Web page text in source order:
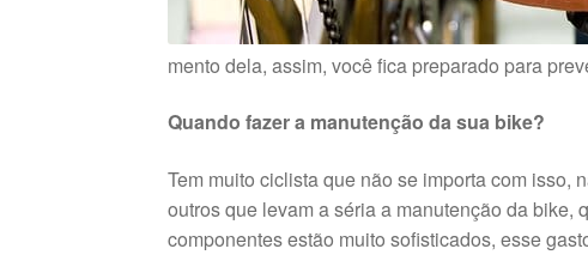
mento dela, assim, você fica preparado para
Quando fazer a manutenção da sua bike?
Tem muito ciclista que não se importa com isso,
outros que levam a séria a manutenção da
componentes estão muito sofisticados, esse